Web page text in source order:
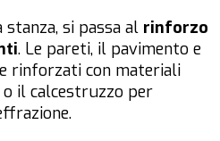
si passa al rinforzo
. Le pareti, il pavimento e
rinforzati con materiali
o il calcestruzzo per